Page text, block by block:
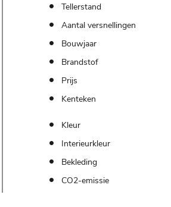
Tellerstand
Aantal versnellingen
Bouwjaar
Brandstof
Prijs
Kenteken
Kleur
Interieurkleur
Bekleding
CO2-emissie